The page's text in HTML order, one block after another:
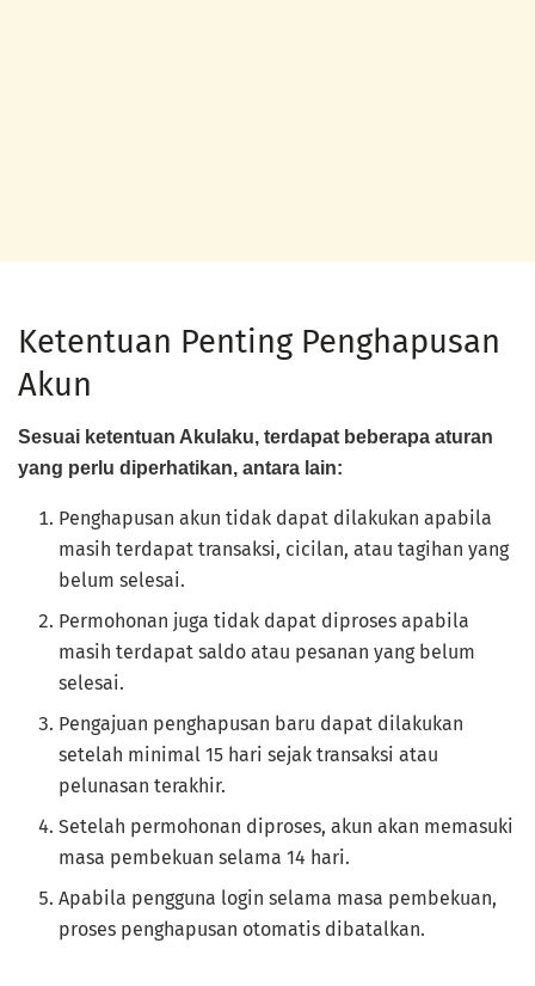
Ketentuan Penting Penghapusan
Akun
Sesuai ketentuan Akulaku, terdapat beberapa aturan
yang perlu diperhatikan, antara lain:
Penghapusan akun tidak dapat dilakukan apabila
masih terdapat transaksi, cicilan, atau tagihan yang
belum selesai.
Permohonan juga tidak dapat diproses apabila
masih terdapat saldo atau pesanan yang belum
selesai.
Pengajuan penghapusan baru dapat dilakukan
setelah minimal 15 hari sejak transaksi atau
pelunasan terakhir.
Setelah permohonan diproses, akun akan memasuki
masa pembekuan selama 14 hari.
Apabila pengguna login selama masa pembekuan,
proses penghapusan otomatis dibatalkan.